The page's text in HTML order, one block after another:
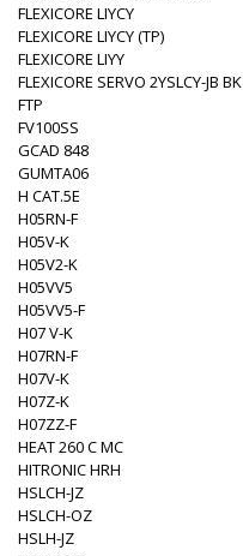
FLEXICORE LIYCY
FLEXICORE LIYCY (TP)
FLEXICORE LIYY
FLEXICORE SERVO 2YSLCY-JB BK
FTP
FV100SS
GCAD 848
GUMTA06
H CAT.5E
H05RN-F
H05V-K
H05V2-K
H05VV5
H05VV5-F
H07 V-K
H07RN-F
H07V-K
H07Z-K
H07ZZ-F
HEAT 260 C MC
HITRONIC HRH
HSLCH-JZ
HSLCH-OZ
HSLH-JZ